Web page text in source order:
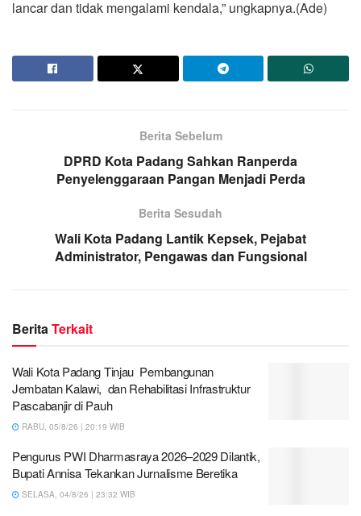
lancar dan tidak mengalami kendala,” ungkapnya.(Ade)
Berita Sebelum
DPRD Kota Padang Sahkan Ranperda
Penyelenggaraan Pangan Menjadi Perda
Berita Sesudah
Wali Kota Padang Lantik Kepsek, Pejabat
Administrator, Pengawas dan Fungsional
BeritaTerkait
Wali Kota Padang Tinjau Pembangunan
Jembatan Kalawi, dan Rehabilitasi Infrastruktur
Pascabanjir di Pauh
RABU, 05/8/26 | 20:19 WIB
Pengurus PWI Dharmasraya 2026–2029 Dilantik,
Bupati Annisa Tekankan Jurnalisme Beretika
SELASA, 04/8/26 | 23:32 WIB